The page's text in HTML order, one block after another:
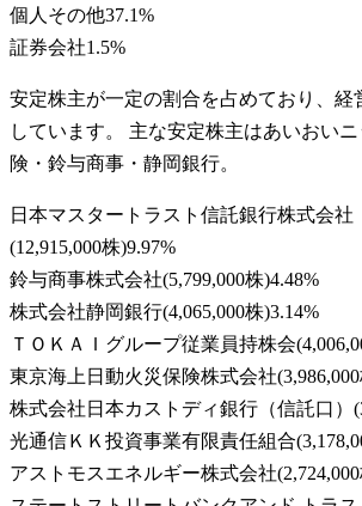
個人その他37.1%
証券会社1.5%
安定株主が一定の割合を占めており、経
しています。 主な安定株主はあいおい
険・鈴与商事・静岡銀行。
日本マスタートラスト信託銀行株式会社
(12,915,000株)9.97%
鈴与商事株式会社(5,799,000株)4.48%
株式会社静岡銀行(4,065,000株)3.14%
ＴＯＫＡＩグループ従業員持株会(
東京海上日動火災保険株式会社(
株式会社日本カストディ銀行（信託口） (
光通信ＫＫ投資事業有限責任組合(
アストモスエネルギー株式会社(